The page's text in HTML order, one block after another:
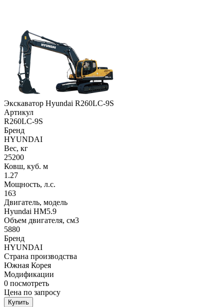
Экскаватор Hyundai R260LC-9S
Артикул
R260LC-9S
Бренд
HYUNDAI
Вес, кг
25200
Ковш, куб. м
1.27
Мощность, л.с.
163
Двигатель, модель
Hyundai HM5.9
Объем двигателя, см3
5880
Бренд
HYUNDAI
Страна производства
Южная Корея
Модификации
0 посмотреть
Цена по запросу
Купить